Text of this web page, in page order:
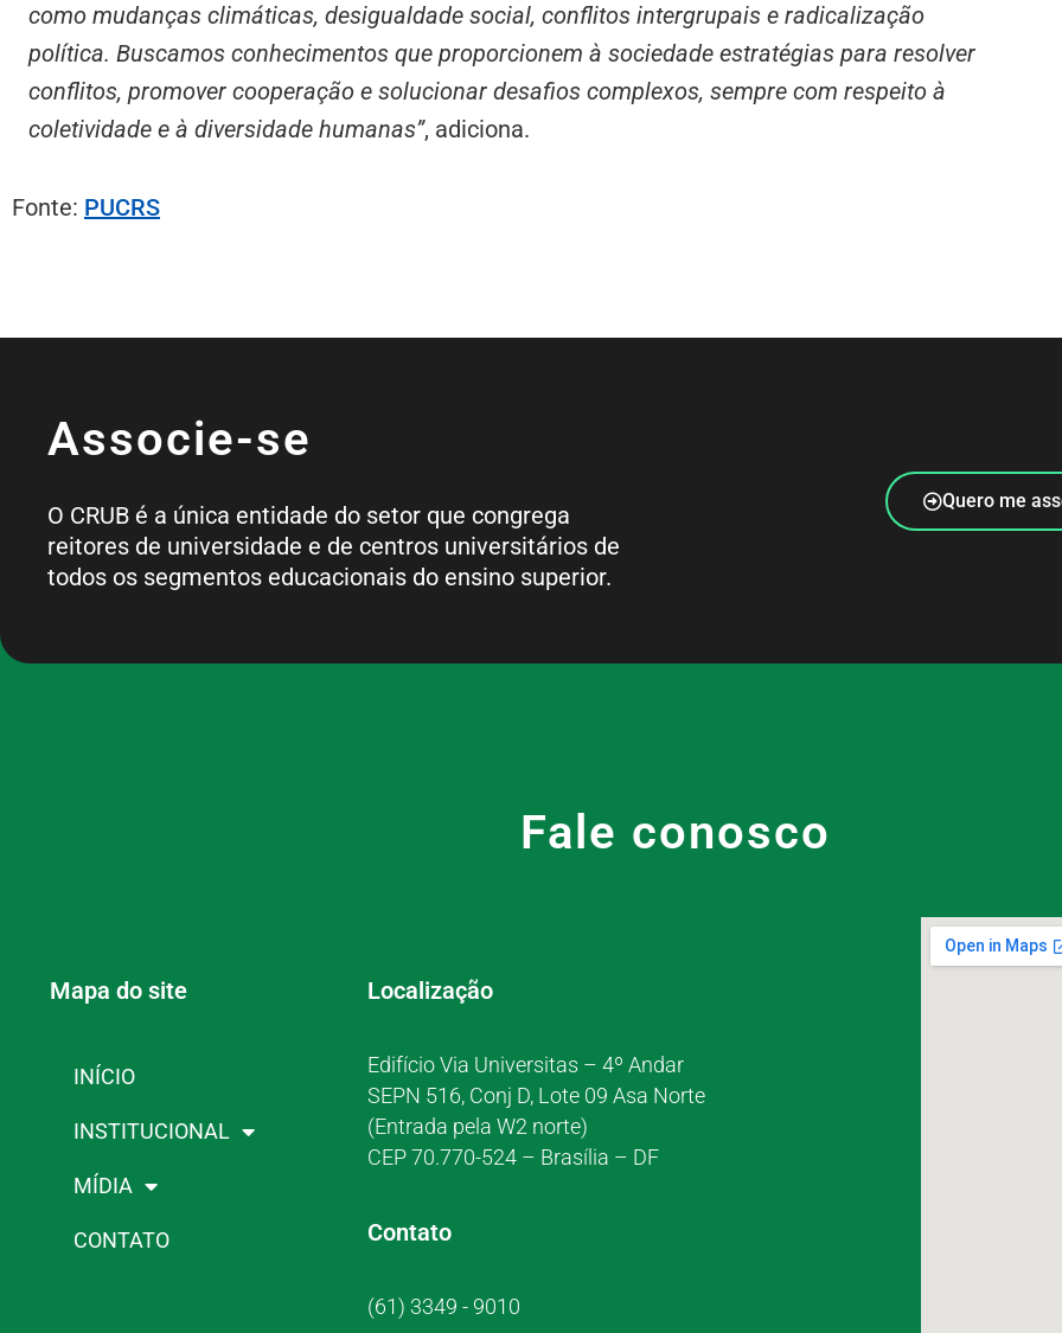
como mudanças climáticas, desigualdade social, conflitos intergrupais e radicalização
política. Buscamos conhecimentos que proporcionem à sociedade estratégias para resolver
conflitos, promover cooperação e solucionar desafios complexos, sempre com respeito à
coletividade e à diversidade humanas”, adiciona.
Fonte: PUCRS
Associe-se
O CRUB é a única entidade do setor que congrega
reitores de universidade e de centros universitários de
todos os segmentos educacionais do ensino superior.
Quero me
Fale conosco
Mapa do site
INÍCIO
INSTITUCIONAL
MÍDIA
CONTATO
Localização
Edifício Via Universitas – 4º Andar
SEPN 516, Conj D, Lote 09 Asa Norte
(Entrada pela W2 norte)
CEP 70.770-524 – Brasília – DF
Contato
(61) 3349 - 9010